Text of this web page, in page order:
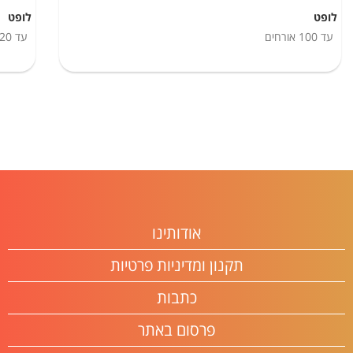
לופט
עד 100 אורחים
לופט
עד 20
אודותינו
תקנון ומדיניות פרטיות
כתבות
פרסום באתר